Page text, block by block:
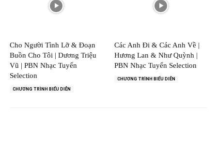
Cho Người Tình Lỡ & Đoạn
Buồn Cho Tôi | Dương Triệu
Vũ | PBN Nhạc Tuyển
Selection
CHƯƠNG TRÌNH BIỂU DIỄN
Các Anh Đi & Các Anh Về |
Hương Lan & Như Quỳnh |
PBN Nhạc Tuyển Selection
CHƯƠNG TRÌNH BIỂU DIỄN